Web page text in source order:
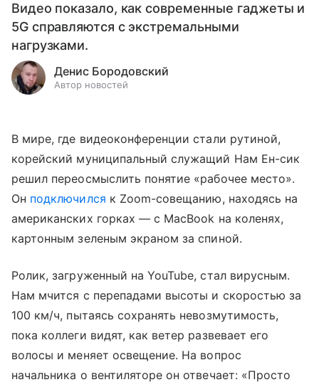
Видео показало, как современные гаджеты и
5G справляются с экстремальными
нагрузками.
Денис Бородовский
Автор новостей
В мире, где видеоконференции стали рутиной,
корейский муниципальный служащий Нам Ен-сик
решил переосмыслить понятие «рабочее место».
Он подключился к Zoom-совещанию, находясь на
американских горках — с MacBook на коленях,
картонным зеленым экраном за спиной.
Ролик, загруженный на YouTube, стал вирусным.
Нам мчится с перепадами высоты и скоростью за
100 км/ч, пытаясь сохранять невозмутимость,
пока коллеги видят, как ветер развевает его
волосы и меняет освещение. На вопрос
начальника о вентиляторе он отвечает: «Просто